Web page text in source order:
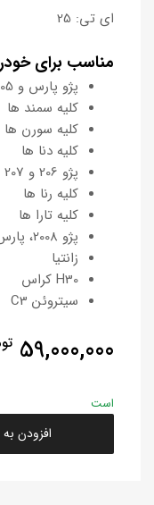
ای تی: 25
مناسب برای
پژو پارس و 405
کلیه سمند ها
کلیه سورن ها
کلیه دنا ها
پژو 206 و 207
کلیه رنا ها
کلیه تارا ها
پژو 2008، پارس و 405
زانتیا
H30 کراس
سیتروئن C3
59,000,000
است
افزودن